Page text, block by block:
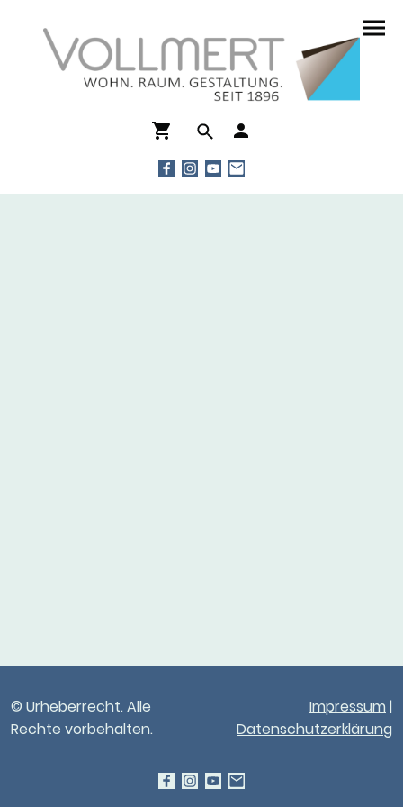
© Urheberrecht. Alle
Rechte vorbehalten.
Impressum |
Datenschutzerklärung